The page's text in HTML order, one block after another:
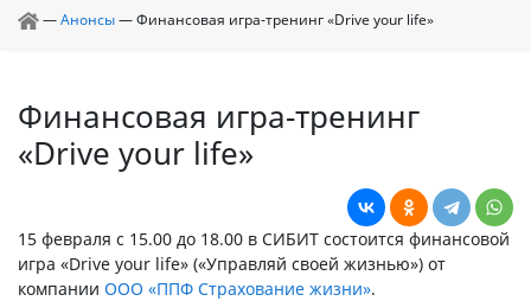
—Анонсы—Финансовая игра-тренинг «Drive your life»
Финансовая игра-тренинг
«Drive your life»
15 февраля c 15.00 до 18.00 в СИБИТ состоится финансовой
игра «Drive your life» («Управляй своей жизнью») от
компании ООО «ППФ Страхование жизни».